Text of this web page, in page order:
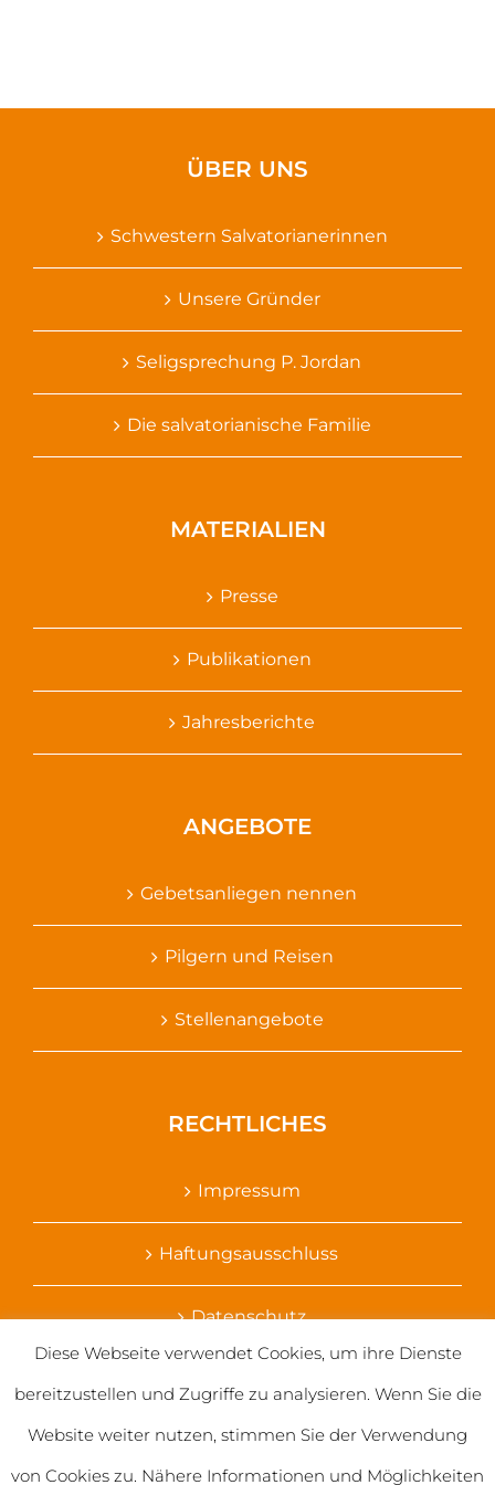
ÜBER UNS
Schwestern Salvatorianerinnen
Unsere Gründer
Seligsprechung P. Jordan
Die salvatorianische Familie
MATERIALIEN
Presse
Publikationen
Jahresberichte
ANGEBOTE
Gebetsanliegen nennen
Pilgern und Reisen
Stellenangebote
RECHTLICHES
Impressum
Haftungsausschluss
Datenschutz
Diese Webseite verwendet Cookies, um ihre Dienste
bereitzustellen und Zugriffe zu analysieren. Wenn Sie die
Website weiter nutzen, stimmen Sie der Verwendung
von Cookies zu. Nähere Informationen und Möglichkeiten